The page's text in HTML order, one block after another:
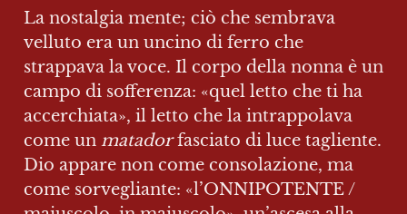
La nostalgia mente; ciò che sembrava
velluto era un uncino di ferro che
strappava la voce. Il corpo della nonna è un
campo di sofferenza: «quel letto che ti ha
accerchiata», il letto che la intrappolava
come un matador fasciato di luce tagliente.
Dio appare non come consolazione, ma
come sorvegliante: «l’ONNIPOTENTE /